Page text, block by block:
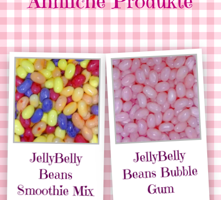
JellyBelly
Beans
Smoothie Mix
JellyBelly
Beans Bubble
Gum